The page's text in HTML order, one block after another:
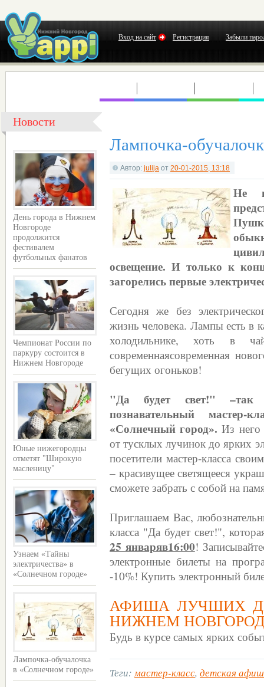
Вход на сайт Регистрация Забыли
Новости
День города в Нижнем
Новгороде
продолжится
фестивалем
футбольных фанатов
Чемпионат России по
паркуру состоится в
Нижнем Новгороде
Юные нижегородцы
отметят "Широкую
масленицу"
Узнаем «Тайны
электричества» в
«Солнечном городе»
Лампочка-обучалочка
в «Солнечном городе»
Лампочка-
Автор: julija от 20-01-2015, 13:18
Не
освещение. И только к
загорелись первые
Сегодня же без
жизнь человека. Лампы есть в
холодильнике, хоть в
современнаясовременная
бегущих огоньков!
"Да будет свет!" –так
познавательный мастер-
«Солнечный город». Из него
от тусклых лучинок до ярких
посетители мастер-класса
– красивущее светящееся
сможете забрать с собой на
Приглашаем Вас,
класса "Да будет свет!",
25 январяв16:00!
электронные билеты на
-10%! Купить электронный
АФИША ЛУЧШИХ
НИЖНЕМ
Будь в курсе самых ярких
Теги: мастер-класс, детская